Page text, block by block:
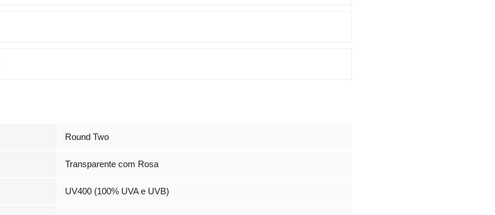
Round Two
Transparente com Rosa
UV400 (100% UVA e UVB)